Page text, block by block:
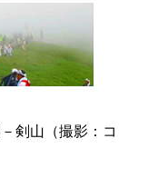
剣山（撮影：コ